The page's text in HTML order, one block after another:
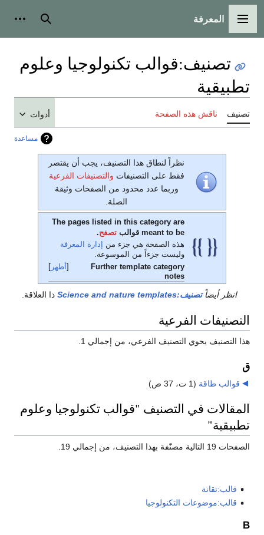
القائمة الرئيسية
المعرفة بحث
تصنيف:قوالب تكنولوجيا وعلوم
تطبيقية
تصنيف ناقش هذه الصفحة أدوات
مساعدة
نظراً لنطاق هذا التصنيف، يجب أن يقتصر
فقط على التصنيفات والتصنيفات الفرعية
وربما عدد محدود من الصفحات وثيقة
الصلة.
The pages listed in this category are
meant to be قوالب
تصفح.
هذه الصفحة هي جزء من
إدارة المعرفة
وليست جزءاً من الموسوعة.
أظهر
Further template category
notes
انظر أيضاًتصنيف:Science and nature templates ذا العلاقة.
التصنيفات الفرعية
هذا التصنيف يحوي التصنيف الفرعي، من إجمالي 1.
ق
قوالب طاقة (1 ت، 37 ص)
المقالات في التصنيف "قوالب تكنولوجيا وعلوم
تطبيقية"
الصفحات 19 التالية مصنّفة بهذا التصنيف، من إجمالي 19.
قالب:تقانة
قالب:موضوعات التكنولوجيا
B